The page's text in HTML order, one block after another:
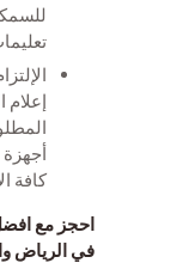
إعلام
كافة
احجز مع
في الرياض